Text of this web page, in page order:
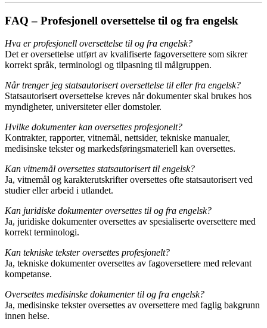
FAQ – Profesjonell oversettelse til og fra engelsk
Hva er profesjonell oversettelse til og fra engelsk?
Det er oversettelse utført av kvalifiserte fagoversettere som sikrer
korrekt språk, terminologi og tilpasning til målgruppen.
Når trenger jeg statsautorisert oversettelse til eller fra engelsk?
Statsautorisert oversettelse kreves når dokumenter skal brukes hos
myndigheter, universiteter eller domstoler.
Hvilke dokumenter kan oversettes profesjonelt?
Kontrakter, rapporter, vitnemål, nettsider, tekniske manualer,
medisinske tekster og markedsføringsmateriell kan oversettes.
Kan vitnemål oversettes statsautorisert til engelsk?
Ja, vitnemål og karakterutskrifter oversettes ofte statsautorisert ved
studier eller arbeid i utlandet.
Kan juridiske dokumenter oversettes til og fra engelsk?
Ja, juridiske dokumenter oversettes av spesialiserte oversettere med
korrekt terminologi.
Kan tekniske tekster oversettes profesjonelt?
Ja, tekniske dokumenter oversettes av fagoversettere med relevant
kompetanse.
Oversettes medisinske dokumenter til og fra engelsk?
Ja, medisinske tekster oversettes av oversettere med faglig bakgrunn
innen helse.